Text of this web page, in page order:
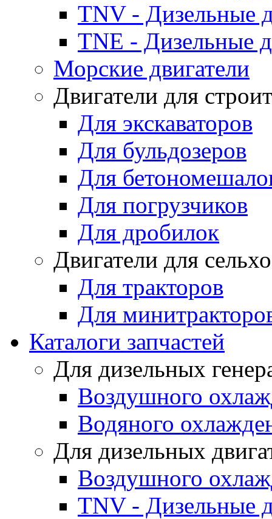
TNV - Дизельные
TNE - Дизельные
Морские двигатели
Двигатели для
Для экскаваторов
Для бульдозеров
Для
Для погрузчиков
Для дробилок
Двигатели для
Для тракторов
Для
Каталоги запчастей
Для дизельных
Воздушного
Водяного
Для дизельных
Воздушного
TNV - Дизельные